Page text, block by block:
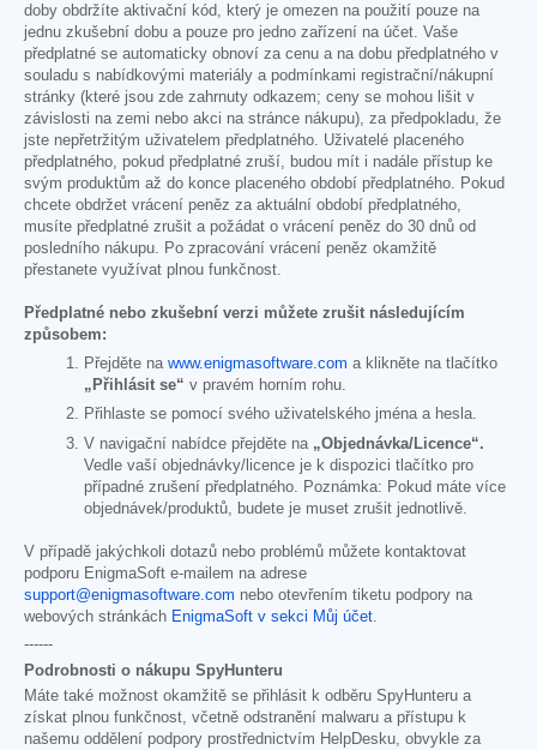
doby obdržíte aktivační kód, který je omezen na použití pouze na
jednu zkušební dobu a pouze pro jedno zařízení na účet. Vaše
předplatné se automaticky obnoví za cenu a na dobu předplatného v
souladu s nabídkovými materiály a podmínkami registrační/nákupní
stránky (které jsou zde zahrnuty odkazem; ceny se mohou lišit v
závislosti na zemi nebo akci na stránce nákupu), za předpokladu, že
jste nepřetržitým uživatelem předplatného. Uživatelé placeného
předplatného, pokud předplatné zruší, budou mít i nadále přístup ke
svým produktům až do konce placeného období předplatného. Pokud
chcete obdržet vrácení peněz za aktuální období předplatného,
musíte předplatné zrušit a požádat o vrácení peněz do 30 dnů od
posledního nákupu. Po zpracování vrácení peněz okamžitě
přestanete využívat plnou funkčnost.
Předplatné nebo zkušební verzi můžete zrušit následujícím
způsobem:
Přejděte na www.enigmasoftware.com a klikněte na tlačítko
„Přihlásit se“ v pravém horním rohu.
Přihlaste se pomocí svého uživatelského jména a hesla.
V navigační nabídce přejděte na „Objednávka/Licence“.
Vedle vaší objednávky/licence je k dispozici tlačítko pro
případné zrušení předplatného. Poznámka: Pokud máte více
objednávek/produktů, budete je muset zrušit jednotlivě.
V případě jakýchkoli dotazů nebo problémů můžete kontaktovat
podporu EnigmaSoft e-mailem na adrese
support@enigmasoftware.com nebo otevřením tiketu podpory na
webových stránkách EnigmaSoft v sekci Můj účet
------
Podrobnosti o nákupu SpyHunteru
Máte také možnost okamžitě se přihlásit k odběru SpyHunteru a
získat plnou funkčnost, včetně odstranění malwaru a přístupu k
našemu oddělení podpory prostřednictvím HelpDesku, obvykle za